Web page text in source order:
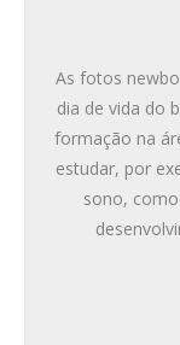
As fotos
dia de vida do
formação na
estudar, por
sono,